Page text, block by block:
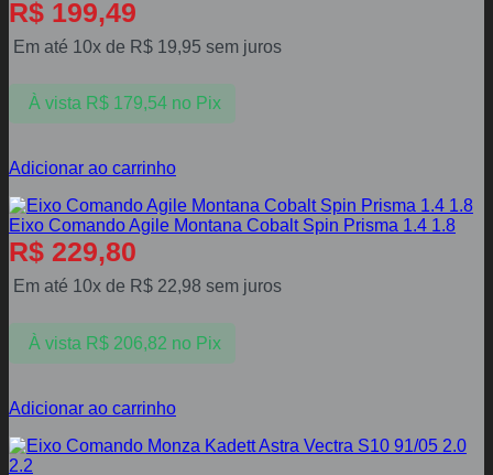
R$ 199,49
Em até 10x de R$ 19,95 sem juros
À vista R$179,54 no Pix
Adicionar ao carrinho
Eixo Comando Agile Montana Cobalt Spin Prisma 1.4 1.8
R$ 229,80
Em até 10x de R$ 22,98 sem juros
À vista R$206,82 no Pix
Adicionar ao carrinho